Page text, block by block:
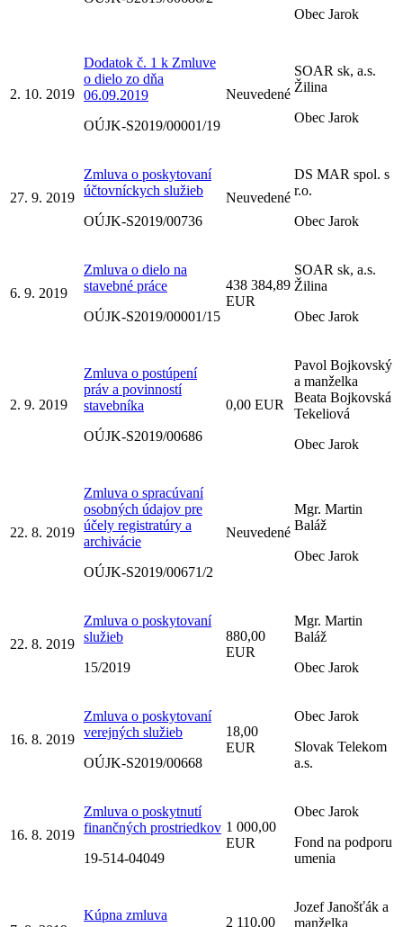
Obec Jarok
2. 10. 2019
Dodatok č. 1 k Zmluve
o dielo zo dňa
06.09.2019
OÚJK-S2019/00001/19
Neuvedené
SOAR sk, a.s.
Žilina
Obec Jarok
27. 9. 2019
Zmluva o poskytovaní
účtovníckych služieb
OÚJK-S2019/00736
Neuvedené
DS MAR spol. s
r.o.
Obec Jarok
6. 9. 2019
Zmluva o dielo na
stavebné práce
OÚJK-S2019/00001/15
438 384,89
EUR
SOAR sk, a.s.
Žilina
Obec Jarok
2. 9. 2019
Zmluva o postúpení
práv a povinností
stavebníka
OÚJK-S2019/00686
0,00 EUR
Pavol Bojkovský
a manželka
Beata Bojkovská
Tekeliová
Obec Jarok
22. 8. 2019
Zmluva o spracúvaní
osobných údajov pre
účely registratúry a
archivácie
OÚJK-S2019/00671/2
Neuvedené
Mgr. Martin
Baláž
Obec Jarok
22. 8. 2019
Zmluva o poskytovaní
služieb
15/2019
880,00
EUR
Mgr. Martin
Baláž
Obec Jarok
16. 8. 2019
Zmluva o poskytovaní
verejných služieb
OÚJK-S2019/00668
18,00
EUR
Obec Jarok
Slovak Telekom
a.s.
16. 8. 2019
Zmluva o poskytnutí
finančných prostriedkov
19-514-04049
1 000,00
EUR
Obec Jarok
Fond na podporu
umenia
Kúpna zmluva 2 110,00
Jozef Janošťák a
manželka